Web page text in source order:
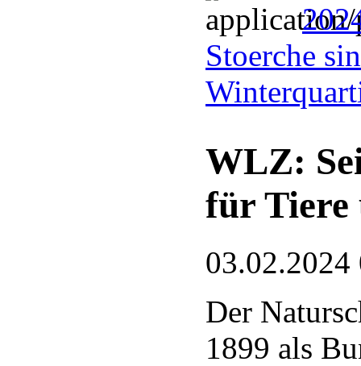
Stoerche
WLZ:
für Tiere
03.02.2024
Der
1899 als